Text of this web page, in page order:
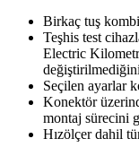
Birkaç tuş
Teşhis test
Electric
Seçilen ayarlar
Konektör
montaj sürecini
Hızölçer dahil